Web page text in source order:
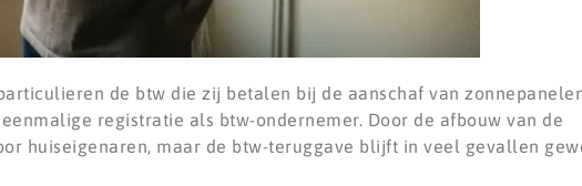
de btw die zij betalen bij de aanschaf van
registratie als btw-ondernemer. Door de afbouw van de
huiseigenaren, maar de btw-teruggave blijft in veel gevallen